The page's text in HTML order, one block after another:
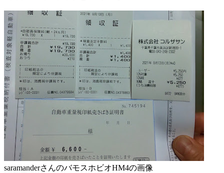
saramanderさんのバモスホビオHM4の画像